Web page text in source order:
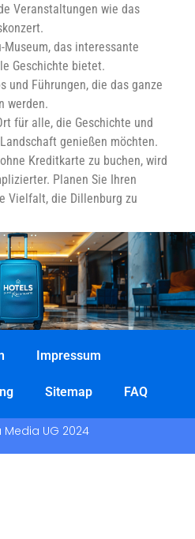
Veranstaltungen wie das
Museum, das interessante
Geschichte bietet.
und Führungen, die das ganze
werden.
für alle, die Geschichte und
genießen möchten.
Kreditkarte zu buchen, wird
Planen Sie Ihren
Vielfalt, die Dillenburg zu
Impressum
Sitemap FAQ
UG 2024